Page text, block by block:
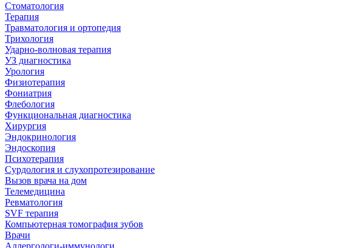
Стоматология
Терапия
Травматология и ортопедия
Трихология
Ударно-волновая терапия
УЗ диагностика
Урология
Физиотерапия
Фониатрия
Флебология
Функциональная диагностика
Хирургия
Эндокринология
Эндоскопия
Психотерапия
Сурдология и слухопротезирование
Вызов врача на дом
Телемедицина
Ревматология
SVF терапия
Компьютерная томография зубов
Врачи
Аллергологи-иммунологи